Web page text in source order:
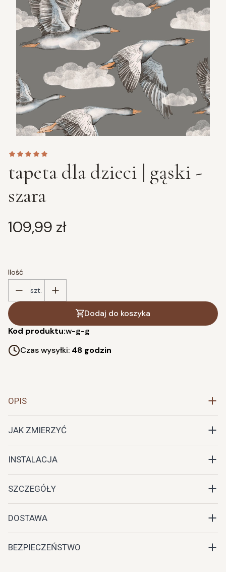
tapeta dla dzieci | gąski -
szara
Cena
109,99 zł
Ilość
szt.
Dodaj do koszyka
Kod produktu:w-g-g
Czas wysyłki: 48 godzin
OPIS
JAK ZMIERZYĆ
SZCZEGÓŁY
DOSTAWA
BEZPIECZEŃSTWO
INSTALACJA